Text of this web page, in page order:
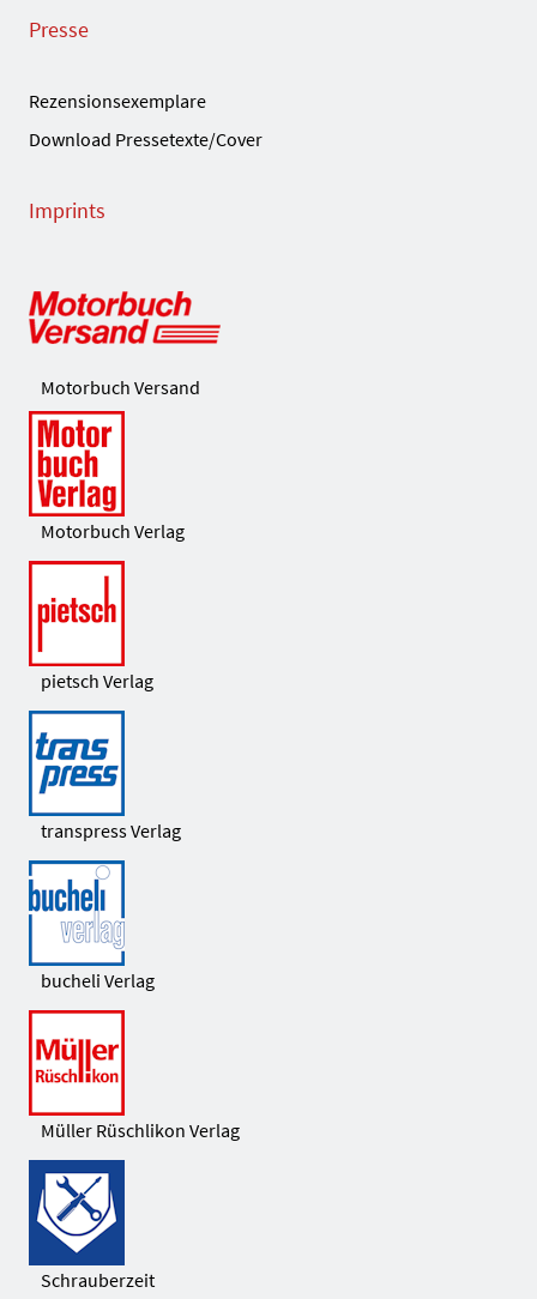
Presse
Rezensionsexemplare
Download Pressetexte/Cover
Imprints
Motorbuch Versand
Motorbuch Verlag
pietsch Verlag
transpress Verlag
bucheli Verlag
Müller Rüschlikon Verlag
Schrauberzeit